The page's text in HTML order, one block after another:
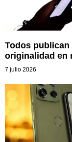
Todos
originalidad en
7 julio 2026